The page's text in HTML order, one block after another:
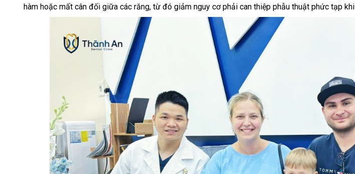
hàm hoặc mất cân đối giữa các răng, từ đó giảm nguy cơ phải can thiệp phẫu thuật phức tạp